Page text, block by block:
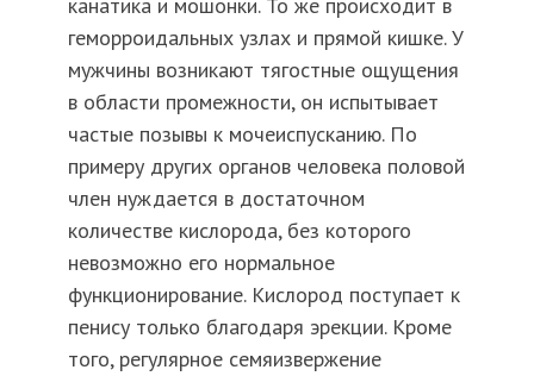
канатика и мошонки. То же происходит в
геморроидальных узлах и прямой кишке. У
мужчины возникают тягостные ощущения
в области промежности, он испытывает
частые позывы к мочеиспусканию. По
примеру других органов человека половой
член нуждается в достаточном
количестве кислорода, без которого
невозможно его нормальное
функционирование. Кислород поступает к
пенису только благодаря эрекции. Кроме
того, регулярное семяизвержение